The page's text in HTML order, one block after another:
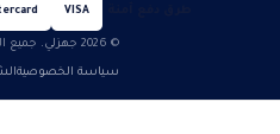
VISA
© 2026 جهزلي. جميع الحقوق محفوظة.
سياسة الخصوصية